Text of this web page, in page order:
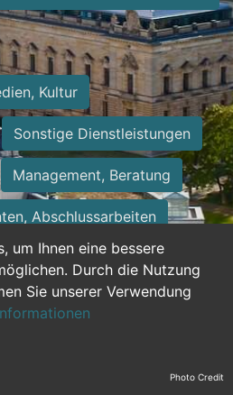
um Ihnen eine bessere
Durch die Nutzung
Sie unserer Verwendung
Kultur
Sonstige Dienstleistungen
Management, Beratung
Abschlussarbeiten
Sekretariat
Nebenjobs
duale Ausbildung Photo Credit